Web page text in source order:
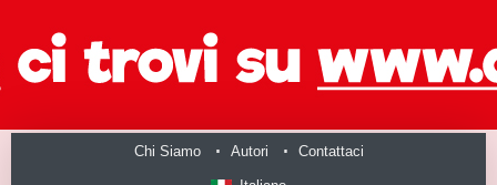
Chi Siamo Autori Contattaci